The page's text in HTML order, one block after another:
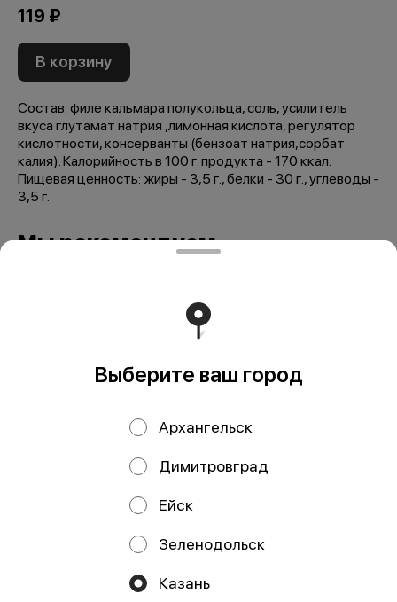
119 ₽
В корзину
Состав: филе кальмара полукольца, соль, усилитель
вкуса глутамат натрия ,лимонная кислота, регулятор
кислотности, консерванты (бензоат натрия,сорбат
калия). Калорийность в 100 г. продукта - 170 ккал.
Пищевая ценность: жиры - 3,5 г., белки - 30 г., углеводы -
3,5 г.
Мы рекомендуем
Форель горячего
сушено-вяленая
ИП Давлетшина Гульназ Рашитовна
Выберите ваш город
Архангельск
Димитровград
Ейск
Зеленодольск
Казань